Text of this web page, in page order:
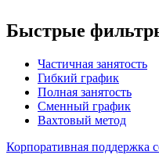
Быстрые
Частичная занятость
Гибкий график
Полная занятость
Сменный график
Вахтовый метод
Корпоративная поддержка